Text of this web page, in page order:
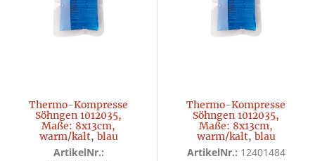
Thermo-Kompresse
Söhngen 1012035,
Maße: 8x13cm,
warm/kalt, blau
ArtikelNr.:
Thermo-Kompresse
Söhngen 1012035,
Maße: 8x13cm,
warm/kalt, blau
ArtikelNr.: 12401484